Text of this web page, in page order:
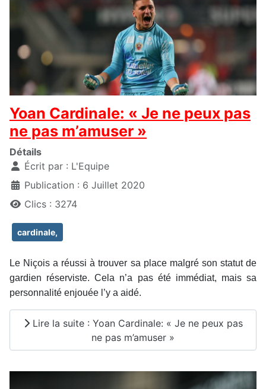
Yoan Cardinale: « Je ne peux pas
ne pas m’amuser »
Détails
Écrit par : L'Equipe
Publication : 6 Juillet 2020
Clics : 3274
cardinale,
Le Niçois a réussi à trouver sa place malgré son statut de
gardien réserviste. Cela n’a pas été immédiat, mais sa
personnalité enjouée l’y a aidé.
Lire la suite : Yoan Cardinale: « Je ne peux pas
ne pas m’amuser »